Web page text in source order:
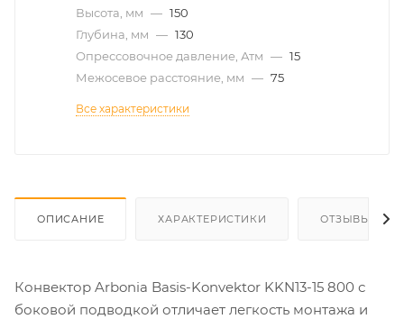
Высота, мм — 150
Глубина, мм — 130
Опрессовочное давление, Атм — 15
Межосевое расстояние, мм — 75
Все характеристики
ОПИСАНИЕ ХАРАКТЕРИСТИКИ ОТЗЫВЫ
Конвектор Arbonia Basis-Konvektor KKN13-15 800 с
боковой подводкой отличает легкость монтажа и